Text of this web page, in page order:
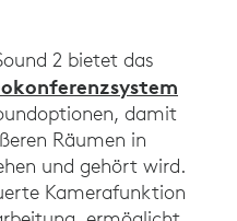
2 bietet das
damit
Räumen in
und gehört wird.
Kamerafunktion